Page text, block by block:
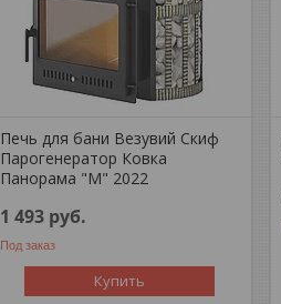
Печь для бани Везувий Скиф
Парогенератор Ковка
Панорама "М" 2022
1 493 руб.
Под заказ
Купить